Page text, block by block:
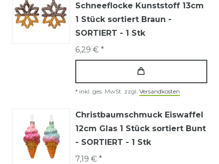
Schneeflocke Kunststoff 13cm
1 Stück sortiert Braun -
SORTIERT - 1 Stk
6,29 € *
* inkl. ges. MwSt. zzgl. Versandkosten
Christbaumschmuck Eiswaffel
12cm Glas 1 Stück sortiert Bunt
- SORTIERT - 1 Stk
7,19 € *